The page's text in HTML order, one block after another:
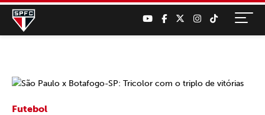
Futebol